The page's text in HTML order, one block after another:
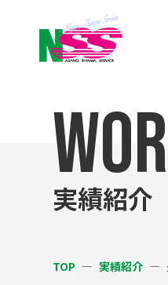
実績紹介
TOP 実績紹介